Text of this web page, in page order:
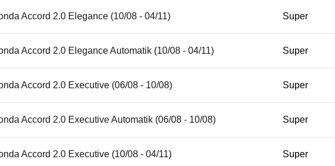
Accord 2.0 Elegance (10/08 - 04/11) Super
Accord 2.0 Elegance Automatik (10/08 - 04/11) Super
Accord 2.0 Executive (06/08 - 10/08) Super
Accord 2.0 Executive Automatik (06/08 - 10/08) Super
Accord 2.0 Executive (10/08 - 04/11) Super